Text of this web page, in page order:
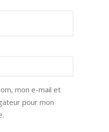
mon e-mail et
pour mon